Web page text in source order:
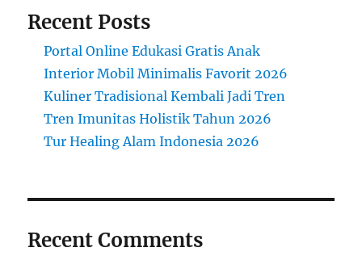
Recent Posts
Portal Online Edukasi Gratis Anak
Interior Mobil Minimalis Favorit 2026
Kuliner Tradisional Kembali Jadi Tren
Tren Imunitas Holistik Tahun 2026
Tur Healing Alam Indonesia 2026
Recent Comments